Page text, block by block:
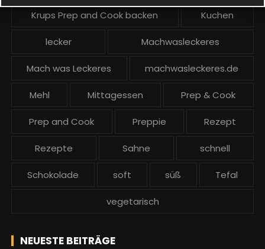
Krups Prep and Cook backen Kuchen
lecker Machwasleckeres
Mach was Leckeres machwasleckeres.de
Mehl Mittagessen Prep & Cook
Prep and Cook Preppie Rezept
Rezepte Sahne schnell
Schokolade soft süß Tefal
vegetarisch
NEUESTE BEITRÄGE